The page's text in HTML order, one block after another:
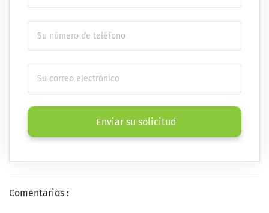
Enviar su solicitud
Comentarios :